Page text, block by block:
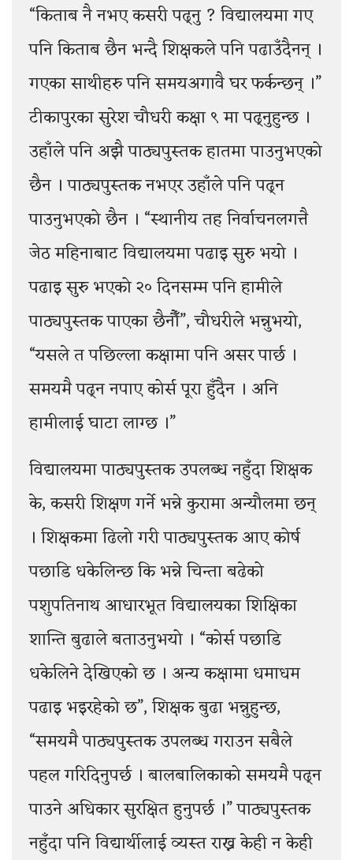
“किताब नै नभए कसरी पढ्नु ? विद्यालयमा गए
पनि किताब छैन भन्दै शिक्षकले पनि पढाउँदैनन् ।
गएका साथीहरु पनि समयअगावै घर फर्कन्छन् ।”
टीकापुरका सुरेश चौधरी कक्षा ९ मा पढ्नुहुन्छ ।
उहाँले पनि अझै पाठ्यपुस्तक हातमा पाउनुभएको
छैन । पाठ्यपुस्तक नभएर उहाँले पनि पढ्न
पाउनुभएको छैन । “स्थानीय तह निर्वाचनलगत्तै
जेठ महिनाबाट विद्यालयमा पढाइ सुरु भयो ।
पढाइ सुरु भएको २० दिनसम्म पनि हामीले
पाठ्यपुस्तक पाएका छैनौँ”, चौधरीले भन्नुभयो,
“यसले त पछिल्ला कक्षामा पनि असर पार्छ ।
समयमै पढ्न नपाए कोर्स पूरा हुँदैन । अनि
हामीलाई घाटा लाग्छ ।”
विद्यालयमा पाठ्यपुस्तक उपलब्ध नहुँदा शिक्षक
के, कसरी शिक्षण गर्ने भन्ने कुरामा अन्यौलमा छन्
। शिक्षकमा ढिलो गरी पाठ्यपुस्तक आए कोर्ष
पछाडि धकेलिन्छ कि भन्ने चिन्ता बढेको
पशुपतिनाथ आधारभूत विद्यालयका शिक्षिका
शान्ति बुढाले बताउनुभयो । “कोर्स पछाडि
धकेलिने देखिएको छ । अन्य कक्षामा धमाधम
पढाइ भइरहेको छ”, शिक्षक बुढा भन्नुहुन्छ,
“समयमै पाठ्यपुस्तक उपलब्ध गराउन सबैले
पहल गरिदिनुपर्छ । बालबालिकाको समयमै पढ्न
पाउने अधिकार सुरक्षित हुनुपर्छ ।” पाठ्यपुस्तक
नहुँदा पनि विद्यार्थीलाई व्यस्त राख्न केही न केही